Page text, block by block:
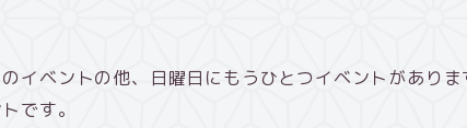
イベントの他、日曜日にもうひとつイベントがありま
です。